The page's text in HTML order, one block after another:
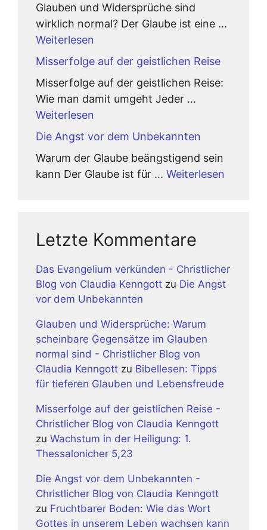
Glauben und Widersprüche sind
wirklich normal? Der Glaube ist eine ...
Weiterlesen
Misserfolge auf der geistlichen Reise
Misserfolge auf der geistlichen Reise:
Wie man damit umgeht Jeder ...
Weiterlesen
Die Angst vor dem Unbekannten
Warum der Glaube beängstigend sein
kann Der Glaube ist für ... Weiterlesen
Letzte Kommentare
Das Evangelium verkünden - Christlicher
Blog von Claudia Kenngott zu Die Angst
vor dem Unbekannten
Glauben und Widersprüche: Warum
scheinbare Gegensätze im Glauben
normal sind - Christlicher Blog von
Claudia Kenngott zu Bibellesen: Tipps
für tieferen Glauben und Lebensfreude
Misserfolge auf der geistlichen Reise -
Christlicher Blog von Claudia Kenngott
zu Wachstum in der Heiligung: 1.
Thessalonicher 5,23
Die Angst vor dem Unbekannten -
Christlicher Blog von Claudia Kenngott
zu Fruchtbarer Boden: Wie das Wort
Gottes in unserem Leben wachsen kann